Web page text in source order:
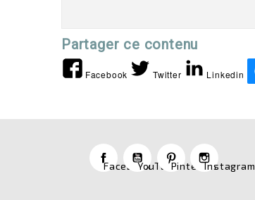
Partager ce contenu
Facebook Twitter Linkedin
FacebookYouTubePinterestInstagram